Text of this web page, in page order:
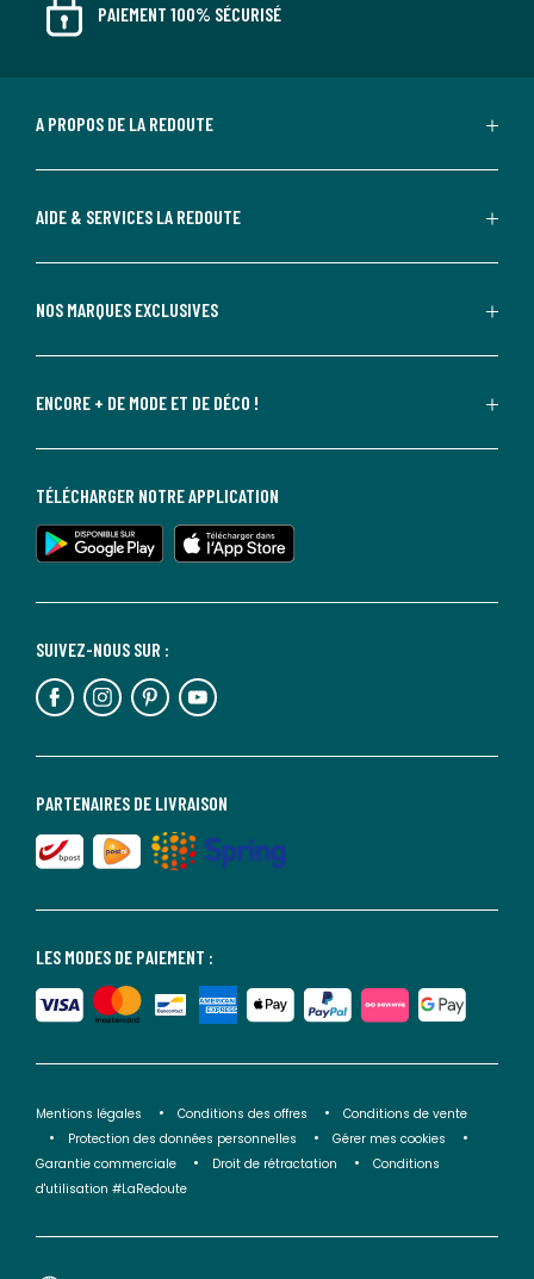
PAIEMENT 100% SÉCURISÉ
A PROPOS DE LA REDOUTE
AIDE & SERVICES LA REDOUTE
NOS MARQUES EXCLUSIVES
ENCORE + DE MODE ET DE DÉCO !
LES MODES DE PAIEMENT :
PARTENAIRES DE LIVRAISON
SUIVEZ-NOUS SUR :
TÉLÉCHARGER NOTRE APPLICATION
Mentions légales Conditions des offres
Conditions de vente
Protection des données personnelles
Gérer mes cookies
Garantie commerciale
Droit de rétractation
Conditions
d'utilisation #LaRedoute